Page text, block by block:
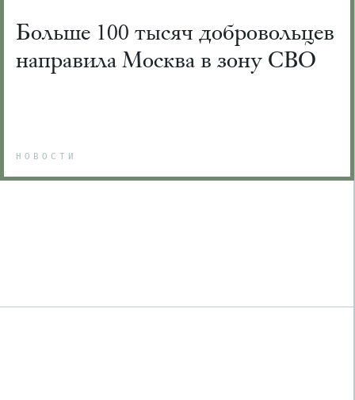
Больше 100 тысяч добровольцев
направила Москва в зону СВО
НОВОСТИ